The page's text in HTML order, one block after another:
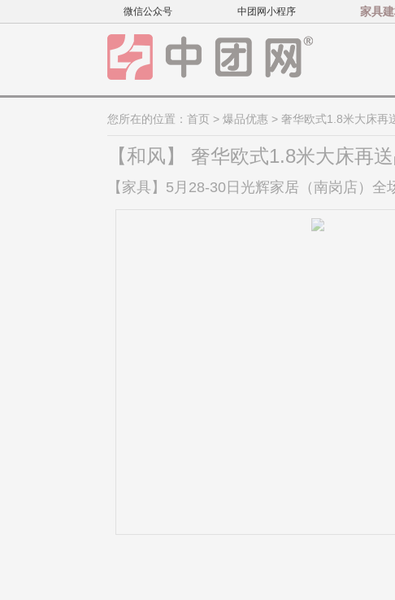
微信公众号 中团网小程序 家具
您所在的位置： 首页 > 爆品优惠 > 奢华欧式1.8米大床再
【和风】 奢华欧式1.8米大床再
【家具】5月28-30日光辉家居（南岗店）